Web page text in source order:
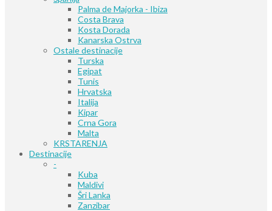
Palma de Majorka - Ibiza
Costa Brava
Kosta Dorada
Kanarska Ostrva
Ostale destinacije
Turska
Egipat
Tunis
Hrvatska
Italija
Kipar
Crna Gora
Malta
KRSTARENJA
Destinacije
-
Kuba
Maldivi
Šri Lanka
Zanzibar